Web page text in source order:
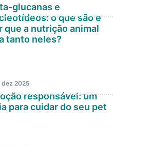
glucanas e
o que são e
que a nutrição animal
tanto neles?
dez 2025
responsável: um
para cuidar do seu pet